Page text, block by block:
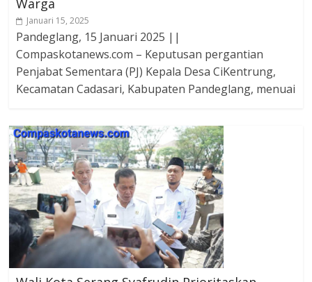
Januari 15, 2025
Pandeglang, 15 Januari 2025 ||
Compaskotanews.com – Keputusan pergantian
Penjabat Sementara (PJ) Kepala Desa CiKentrung,
Kecamatan Cadasari, Kabupaten Pandeglang, menuai